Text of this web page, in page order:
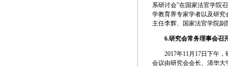
系研讨会”在国家法官学院
学教育界专家学者以及研究
主任李辉、国家法官学院
6.研究会常务理事会召
2017年11月17日下午，
会议由研究会会长、清华